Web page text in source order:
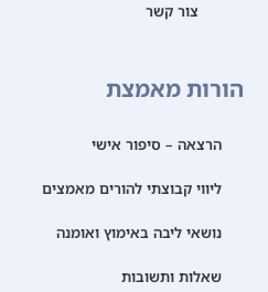
צור קשר
הורות מאמצת
הרצאה – סיפור אישי
ליווי קבוצתי להורים מאמצים
נושאי ליבה באימוץ ואומנה
שאלות ותשובות